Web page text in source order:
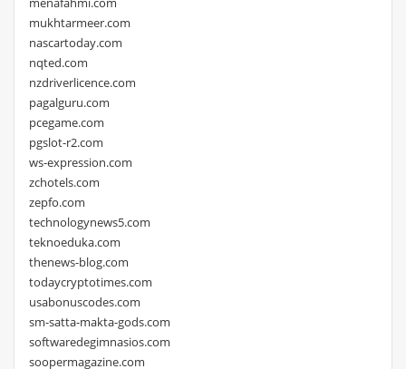
mukhtarmeer.com
nascartoday.com
nqted.com
nzdriverlicence.com
pagalguru.com
pcegame.com
pgslot-r2.com
ws-expression.com
zchotels.com
zepfo.com
technologynews5.com
teknoeduka.com
thenews-blog.com
todaycryptotimes.com
usabonuscodes.com
sm-satta-makta-gods.com
softwaredegimnasios.com
soopermagazine.com